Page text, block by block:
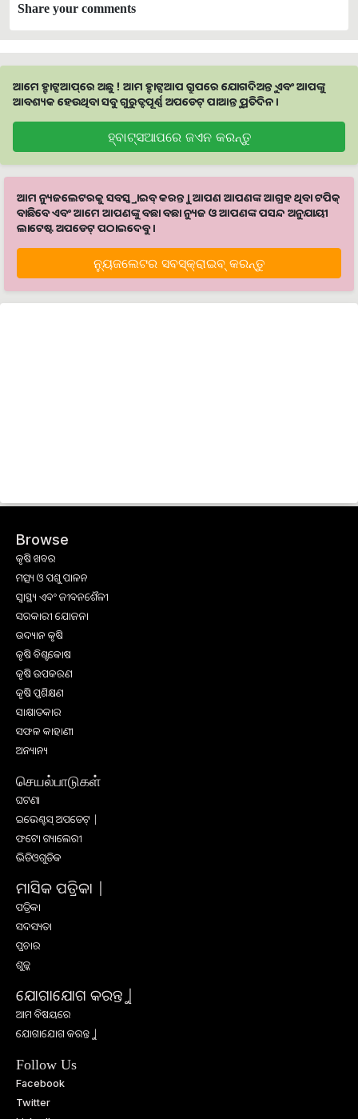
Share your comments
ଆମେ ହ୍ବାଟ୍ସଆପ୍‌ରେ ଅଛୁ ! ଆମ ହ୍ବାଟ୍ସଆପ ଗ୍ରୁପରେ ଯୋଗଦିଅନ୍ତୁ ଏବଂ ଆପଙ୍କୁ
ଆବଶ୍ୟକ ହେଉଥିବା ସବୁ ଗୁରୁତ୍ବପୂର୍ଣ୍ଣ ଅପଡେଟ୍‌ ପାଆନ୍ତୁ ପ୍ରତିଦିନ ।
ହ୍ବାଟ୍ସଆପରେ ଜଏନ କରନ୍ତୁ
ଆମ ନ୍ୟୁଜଲେଟରକୁ ସବସ୍କ୍ରାଇବ୍ କରନ୍ତୁ । ଆପଣ ଆପଣଙ୍କ ଆଗ୍ରହ ଥିବା ଟପିକ୍‌
ବାଛିବେ ଏବଂ ଆମେ ଆପଣଙ୍କୁ ବଛା ବଛା ନ୍ୟୁଜ ଓ ଆପଣଙ୍କ ପସନ୍ଦ ଅନୁଯାୟୀ
ଲାଟେଷ୍ଟ ଅପଡେଟ୍‌ ପଠାଇଦେବୁ ।
ନ୍ୟୁଜଲେଟର ସବସ୍କ୍ରାଇବ୍‌ କରନ୍ତୁ
Browse
କୃଷି ଖବର
ମତ୍ସ୍ୟ ଓ ପଶୁ ପାଳନ
ସ୍ୱାସ୍ଥ୍ୟ ଏବଂ ଜୀବନଶୈଳୀ
ସରକାରୀ ଯୋଜନା
ଉଦ୍ୟାନ କୃଷି
କୃଷି ବିଶ୍ବକୋଷ
କୃଷି ଉପକରଣ
କୃଷି ପ୍ରଶିକ୍ଷଣ
ସାକ୍ଷାତକାର
ସଫଳ କାହାଣୀ
ଅନ୍ୟାନ୍ୟ
செயல்பாடுகள்
ଘଟଣା
ଇଭେଣ୍ଟସ୍ ଅପଡେଟ୍ |
ଫଟୋ ଗ୍ୟାଲେରୀ
ଭିଡିଓଗୁଡିକ
ମାସିକ ପତ୍ରିକା |
ପତ୍ରିକା
ସଦସ୍ୟତା
ପ୍ରଚାର
ଶୁଳ୍କ
ଯୋଗାଯୋଗ କରନ୍ତୁ |
ଆମ ବିଷୟରେ
ଯୋଗାଯୋଗ କରନ୍ତୁ |
Follow Us
Facebook
Twitter